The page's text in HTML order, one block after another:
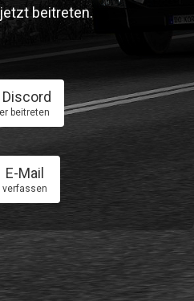
beitreten.
Discord
beitreten
E-Mail
verfassen